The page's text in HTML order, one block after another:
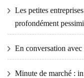
Les petites
profondément
En conversation avec
Minute de marché :